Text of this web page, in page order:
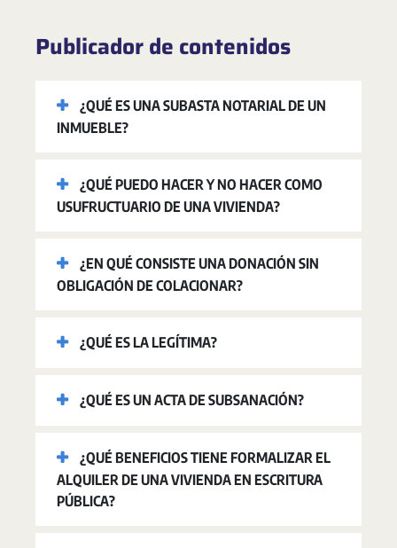
Publicador de contenidos
¿QUÉ ES UNA SUBASTA NOTARIAL DE UN
INMUEBLE?
¿QUÉ PUEDO HACER Y NO HACER COMO
USUFRUCTUARIO DE UNA VIVIENDA?
¿EN QUÉ CONSISTE UNA DONACIÓN SIN
OBLIGACIÓN DE COLACIONAR?
¿QUÉ ES LA LEGÍTIMA?
¿QUÉ ES UN ACTA DE SUBSANACIÓN?
¿QUÉ BENEFICIOS TIENE FORMALIZAR EL
ALQUILER DE UNA VIVIENDA EN ESCRITURA
PÚBLICA?